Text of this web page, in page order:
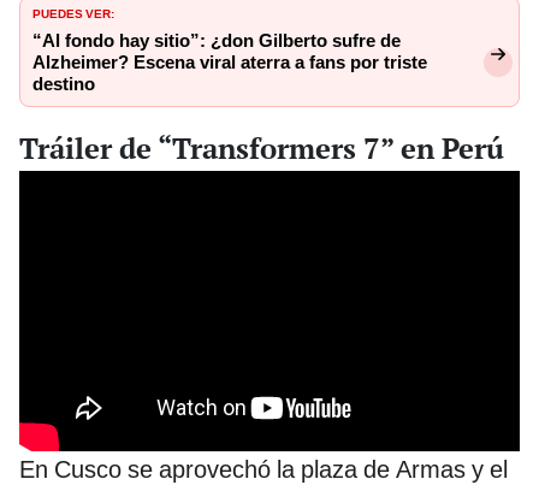
PUEDES VER:
“Al fondo hay sitio”: ¿don Gilberto sufre de
Alzheimer? Escena viral aterra a fans por triste
destino
Tráiler de “Transformers 7” en Perú
En Cusco se aprovechó la plaza de Armas y el